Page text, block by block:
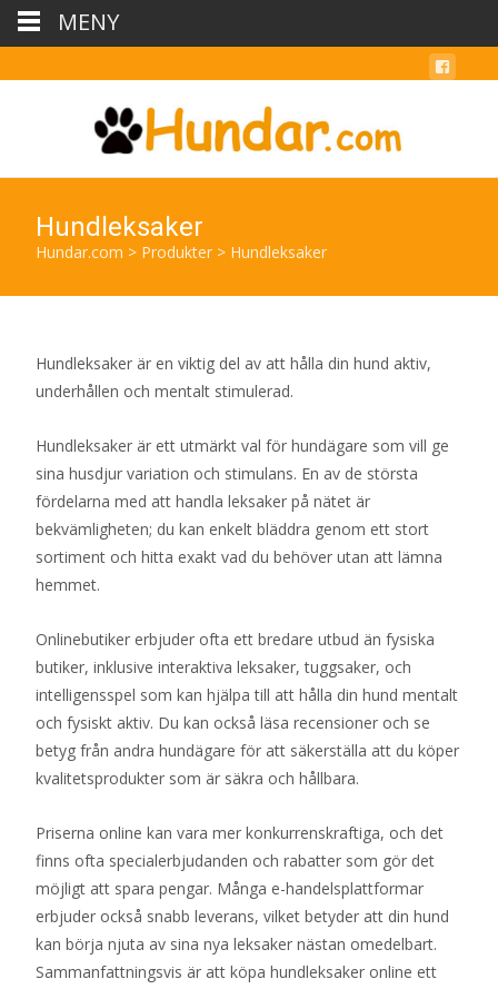
Hundleksaker
Hundar.com > Produkter > Hundleksaker
Hundleksaker är en viktig del av att hålla din hund aktiv,
underhållen och mentalt stimulerad.
Hundleksaker är ett utmärkt val för hundägare som vill ge
sina husdjur variation och stimulans. En av de största
fördelarna med att handla leksaker på nätet är
bekvämligheten; du kan enkelt bläddra genom ett stort
sortiment och hitta exakt vad du behöver utan att lämna
hemmet.
Onlinebutiker erbjuder ofta ett bredare utbud än fysiska
butiker, inklusive interaktiva leksaker, tuggsaker, och
intelligensspel som kan hjälpa till att hålla din hund mentalt
och fysiskt aktiv. Du kan också läsa recensioner och se
betyg från andra hundägare för att säkerställa att du köper
kvalitetsprodukter som är säkra och hållbara.
Priserna online kan vara mer konkurrenskraftiga, och det
finns ofta specialerbjudanden och rabatter som gör det
möjligt att spara pengar. Många e-handelsplattformar
erbjuder också snabb leverans, vilket betyder att din hund
kan börja njuta av sina nya leksaker nästan omedelbart.
Sammanfattningsvis är att köpa hundleksaker online ett
MENY